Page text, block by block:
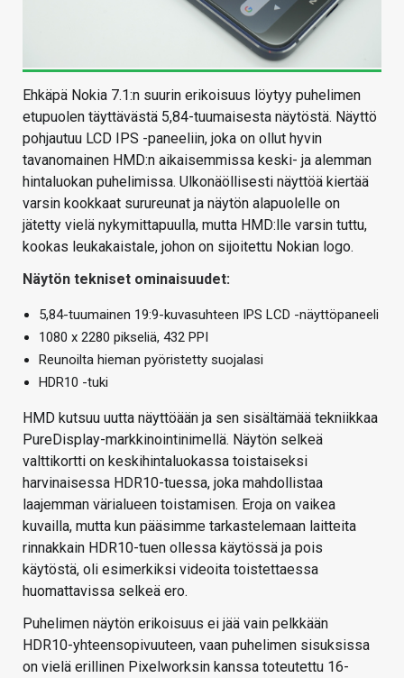
Ehkäpä Nokia 7.1:n suurin erikoisuus löytyy puhelimen
etupuolen täyttävästä 5,84-tuumaisesta näytöstä. Näyttö
pohjautuu LCD IPS -paneeliin, joka on ollut hyvin
tavanomainen HMD:n aikaisemmissa keski- ja alemman
hintaluokan puhelimissa. Ulkonäöllisesti näyttöä kiertää
varsin kookkaat surureunat ja näytön alapuolelle on
jätetty vielä nykymittapuulla, mutta HMD:lle varsin tuttu,
kookas leukakaistale, johon on sijoitettu Nokian logo.
Näytön tekniset ominaisuudet:
5,84-tuumainen 19:9-kuvasuhteen IPS LCD -näyttöpaneeli
1080 x 2280 pikseliä, 432 PPI
Reunoilta hieman pyöristetty suojalasi
HDR10 -tuki
HMD kutsuu uutta näyttöään ja sen sisältämää tekniikkaa
PureDisplay-markkinointinimellä. Näytön selkeä
valttikortti on keskihintaluokassa toistaiseksi
harvinaisessa HDR10-tuessa, joka mahdollistaa
laajemman värialueen toistamisen. Eroja on vaikea
kuvailla, mutta kun pääsimme tarkastelemaan laitteita
rinnakkain HDR10-tuen ollessa käytössä ja pois
käytöstä, oli esimerkiksi videoita toistettaessa
huomattavissa selkeä ero.
Puhelimen näytön erikoisuus ei jää vain pelkkään
HDR10-yhteensopivuuteen, vaan puhelimen sisuksissa
on vielä erillinen Pixelworksin kanssa toteutettu 16-